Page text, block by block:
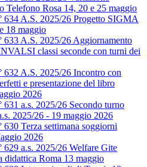
Telefono Rosa 14, 20 e 25 maggio
634 A.S. 2025/26 Progetto SIGMA
18 maggio
633 A.S. 2025/26 Aggiornamento
classi seconde con turni dei
632 A.S. 2025/26 Incontro con
e presentazione del libro
2026
631 a.s. 2025/26 Secondo turno
2025/26 - 19 maggio 2026
630 Terza settimana soggiorni
2026
629 a.s. 2025/26 Welfare Gite
didattica Roma 13 maggio